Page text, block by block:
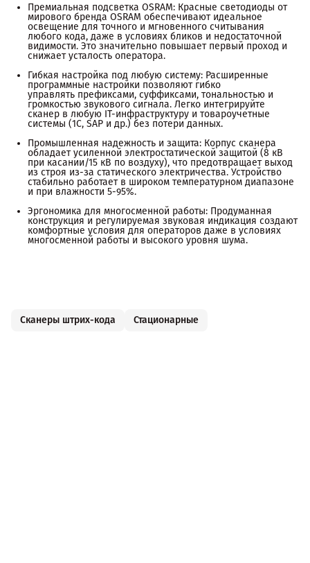
Премиальная подсветка OSRAM: Красные светодиоды от
мирового бренда OSRAM обеспечивают идеальное
освещение для точного и мгновенного считывания
любого кода, даже в условиях бликов и недостаточной
видимости. Это значительно повышает первый проход и
снижает усталость оператора.
Гибкая настройка под любую систему: Расширенные
программные настройки позволяют гибко
управлять префиксами, суффиксами, тональностью и
громкостью звукового сигнала. Легко интегрируйте
сканер в любую IT-инфраструктуру и товароучетные
системы (1С, SAP и др.) без потери данных.
Промышленная надежность и защита: Корпус сканера
обладает усиленной электростатической защитой (8 кВ
при касании/15 кВ по воздуху), что предотвращает выход
из строя из-за статического электричества. Устройство
стабильно работает в широком температурном диапазоне
и при влажности 5-95%.
Эргономика для многосменной работы: Продуманная
конструкция и регулируемая звуковая индикация создают
комфортные условия для операторов даже в условиях
многосменной работы и высокого уровня шума.
Сканеры штрих-кода Стационарные